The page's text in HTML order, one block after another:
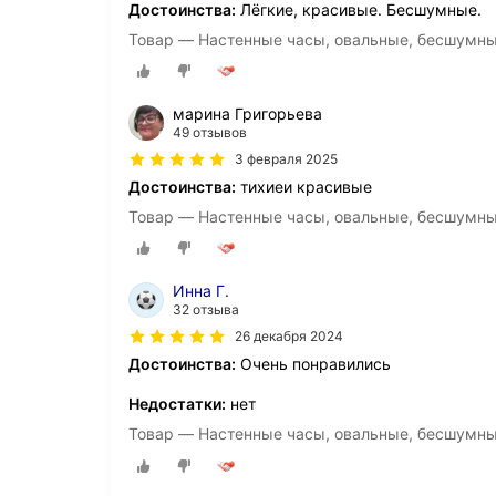
Достоинства: Лёгкие, красивые. Бесшумные.
Товар — Настенные часы, овальные,
марина Григорьева
49 отзывов
3 февраля 2025
Достоинства: тихиеи красивые
Товар — Настенные часы, овальные,
Инна Г.
32 отзыва
26 декабря 2024
Достоинства: Очень понравились
Недостатки: нет
Товар — Настенные часы, овальные,